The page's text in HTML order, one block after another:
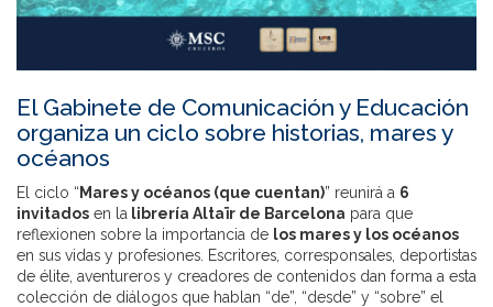
El Gabinete de Comunicación y Educación
organiza un ciclo sobre historias, mares y
océanos
El ciclo “ Mares y océanos (que cuentan)” reunirá a 6
invitados en la librería Altaïr de Barcelona para que
reflexionen sobre la importancia de los mares y los océanos
en sus vidas y profesiones. Escritores, corresponsales, deportistas
de élite, aventureros y creadores de contenidos dan forma a esta
colección de diálogos que hablan “de”, “desde” y “sobre” el